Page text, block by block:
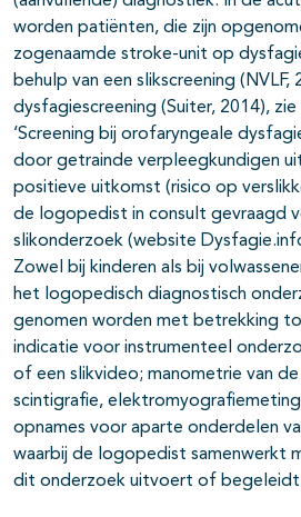
worden patiënten, die zijn
zogenaamde stroke-unit op
behulp van een slikscreening (NVLF,
dysfagiescreening (Suiter, 2014),
‘Screening bij orofaryngeale
door getrainde verpleegkundigen
positieve uitkomst (risico op
de logopedist in consult gevraagd
slikonderzoek (website
Zowel bij kinderen als bij
het logopedisch diagnostisch
genomen worden met betrekking
indicatie voor instrumenteel
of een slikvideo; manometrie van
scintigrafie,
opnames voor aparte onderdelen
waarbij de logopedist samenwerkt
dit onderzoek uitvoert of